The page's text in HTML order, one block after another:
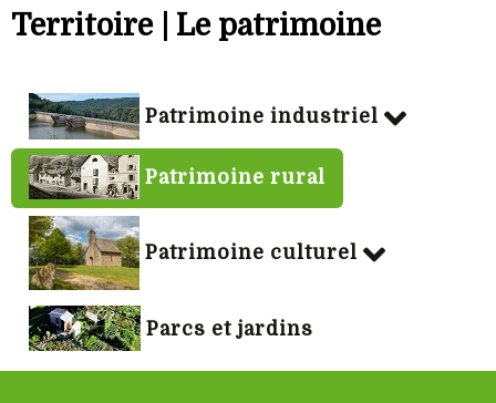
Territoire | Le patrimoine
Patrimoine industriel
Patrimoine rural
Patrimoine culturel
Parcs et jardins